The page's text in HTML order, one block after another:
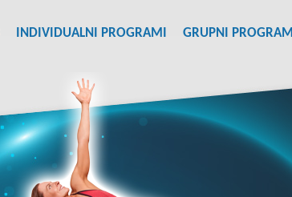
INDIVIDUALNI PROGRAMI GRUPNI PROGRAMI